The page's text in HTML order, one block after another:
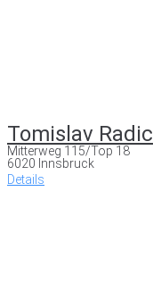
Tomislav Radic
Mitterweg 115/Top 18
6020 Innsbruck
Details